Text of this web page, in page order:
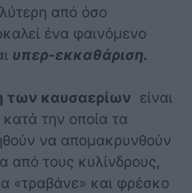
από όσο
ένα φαινόμενο
υπερ-εκκαθάριση.
των καυσαερίων είναι
κατά την οποία τα
να απομακρυνθούν
από τους κυλίνδρους,
«τραβάνε» και φρέσκο